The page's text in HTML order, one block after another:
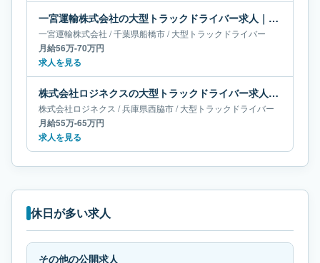
一宮運輸株式会社の大型トラックドライバー求人｜千葉県船橋市｜月給56万-70万円
一宮運輸株式会社 /千葉県船橋市/大型トラックドライバー
月給56万-70万円
求人を見る
株式会社ロジネクスの大型トラックドライバー求人｜兵庫県西脇市｜月給55万-65万円
株式会社ロジネクス /兵庫県西脇市/大型トラックドライバー
月給55万-65万円
求人を見る
休日が多い求人
その他の公開求人